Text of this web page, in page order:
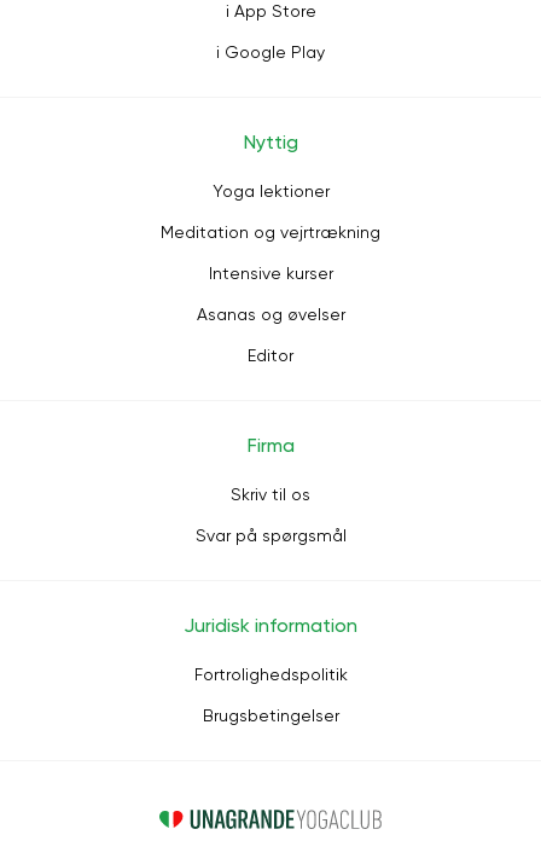
i App Store
i Google Play
Nyttig
Yoga lektioner
Meditation og vejrtrækning
Intensive kurser
Asanas og øvelser
Editor
Firma
Skriv til os
Svar på spørgsmål
Juridisk information
Fortrolighedspolitik
Brugsbetingelser